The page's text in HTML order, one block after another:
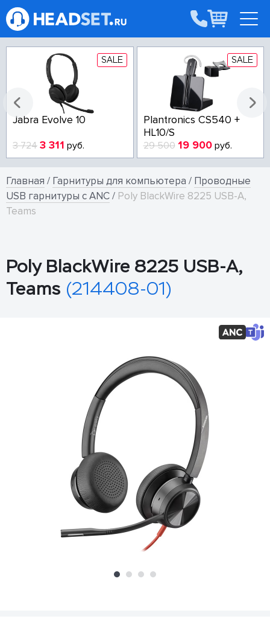
SALE
Jabra Evolve 10
3 724 3 311 руб.
SALE
Plantronics CS540 +
HL10/S
29 500 19 900руб.
Главная / Гарнитуры для компьютера / Проводные
USB гарнитуры с ANC/ Poly BlackWire 8225 USB-A,
Teams
Poly BlackWire 8225 USB-A,
Teams (214408-01)